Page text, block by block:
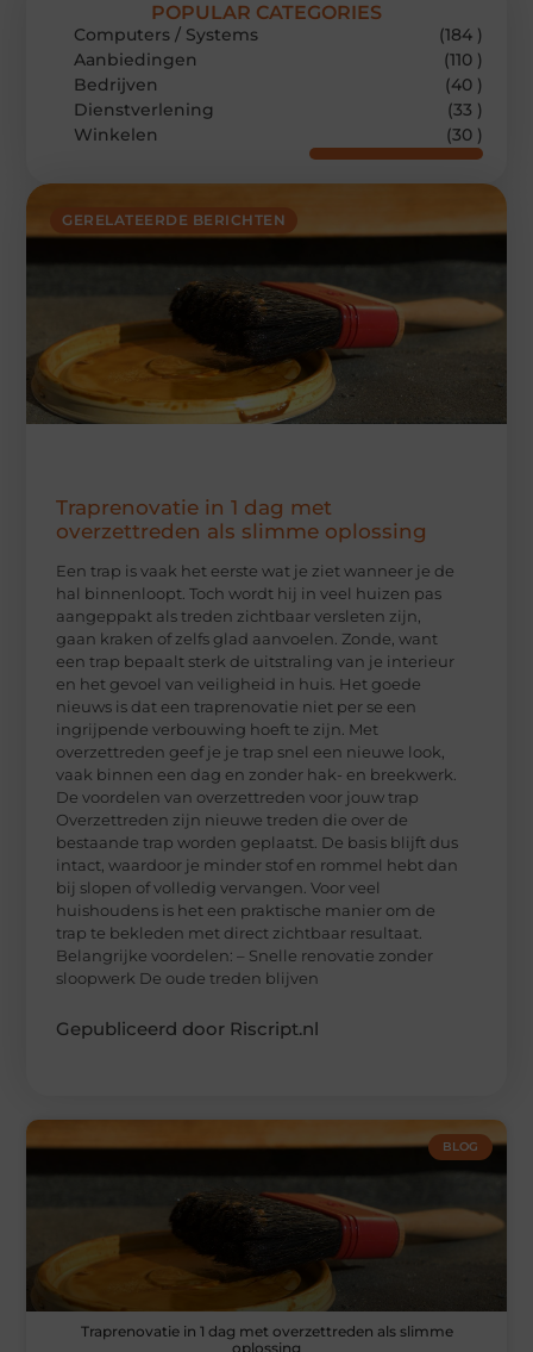
GERELATEERDE BERICHTEN
Traprenovatie in 1 dag met
overzettreden als slimme oplossing
Een trap is vaak het eerste wat je ziet wanneer je de
hal binnenloopt. Toch wordt hij in veel huizen pas
aangeppakt als treden zichtbaar versleten zijn,
gaan kraken of zelfs glad aanvoelen. Zonde, want
een trap bepaalt sterk de uitstraling van je interieur
en het gevoel van veiligheid in huis. Het goede
nieuws is dat een traprenovatie niet per se een
ingrijpende verbouwing hoeft te zijn. Met
overzettreden geef je je trap snel een nieuwe look,
vaak binnen een dag en zonder hak- en breekwerk.
De voordelen van overzettreden voor jouw trap
Overzettreden zijn nieuwe treden die over de
bestaande trap worden geplaatst. De basis blijft dus
intact, waardoor je minder stof en rommel hebt dan
bij slopen of volledig vervangen. Voor veel
huishoudens is het een praktische manier om de
trap te bekleden met direct zichtbaar resultaat.
Belangrijke voordelen: – Snelle renovatie zonder
sloopwerk De oude treden blijven
Gepubliceerd door Riscript.nl
POPULAR CATEGORIES
Computers / Systems
(184 )
Aanbiedingen
(110 )
Bedrijven
(40 )
Dienstverlening
(33 )
Winkelen
(30 )
BLOG
Traprenovatie in 1 dag met overzettreden als slimme
oplossing